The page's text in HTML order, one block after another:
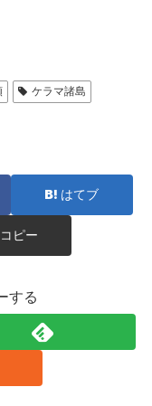
ケラマ諸島
はてブ
コピー
する